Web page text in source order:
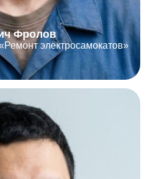
Фролов
электросамокатов»